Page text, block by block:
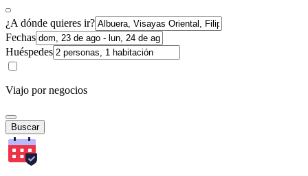
¿A dónde quieres ir?
Fechas
Huéspedes
Viajo por negocios
Buscar